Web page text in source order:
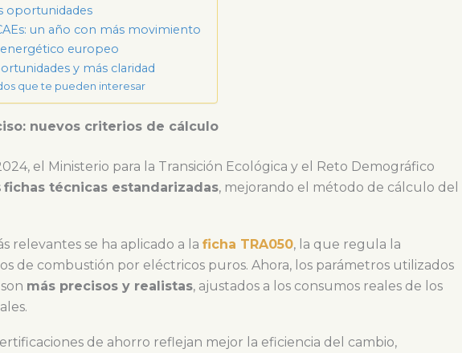
oportunidades
un año con más movimiento
europeo
y más claridad
que te pueden interesar
nuevos criterios de cálculo
el Ministerio para la Transición Ecológica y el Reto Demográfico
fichas técnicas estandarizadas, mejorando el método de cálculo del
relevantes se ha aplicado a la ficha TRA050, la que regula la
de combustión por eléctricos puros. Ahora, los parámetros utilizados
más precisos y realistas, ajustados a los consumos reales de los
de ahorro reflejan mejor la eficiencia del cambio,